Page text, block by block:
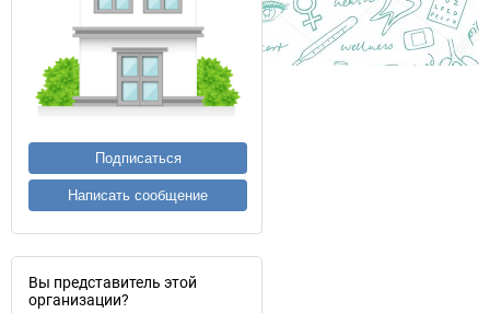
Подписаться
Написать сообщение
Вы представитель этой
организации?